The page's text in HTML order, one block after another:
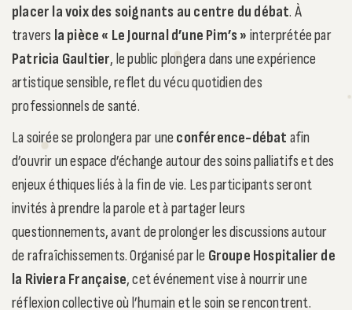
placer la voix des soignants au centre du débat. À
travers la pièce « Le Journal d’une Pim’s » interprétée par
Patricia Gaultier, le public plongera dans une expérience
artistique sensible, reflet du vécu quotidien des
professionnels de santé.
La soirée se prolongera par uneconférence-débat afin
d’ouvrir un espace d’échange autour des soins palliatifs et des
enjeux éthiques liés à la fin de vie. Les participants seront
invités à prendre la parole et à partager leurs
questionnements, avant de prolonger les discussions autour
de rafraîchissements. Organisé par le Groupe Hospitalier de
la Riviera Française, cet événement vise à nourrir une
réflexion collective où l’humain et le soin se rencontrent.